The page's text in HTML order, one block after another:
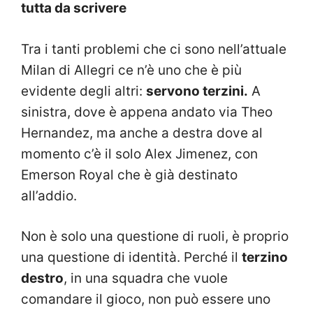
tutta da scrivere
Tra i tanti problemi che ci sono nell’attuale
Milan di Allegri ce n’è uno che è più
evidente degli altri: servono terzini. A
sinistra, dove è appena andato via Theo
Hernandez, ma anche a destra dove al
momento c’è il solo Alex Jimenez, con
Emerson Royal che è già destinato
all’addio.
Non è solo una questione di ruoli, è proprio
una questione di identità. Perché il terzino
destro, in una squadra che vuole
comandare il gioco, non può essere uno